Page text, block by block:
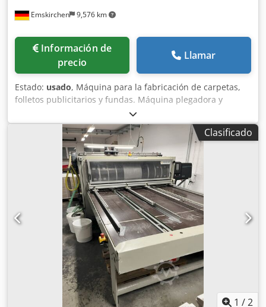
Emskirchen 9,576 km
Información de
precio
Llamar
Estado: usado, Máquina para la fabricación de carpetas,
folletos publicitarios y fundas. Máquina plegadora y
encoladora de carpetas / Folder Gluer FIDIA DORA 76 Año
de fabricación: 2000 Alimentador de pilas planas Formato
mín. 150 x 240 mm - máx. 760 x 1000 mm Dispositivo de
fundición de adhesivo termofusible / Hot-melt adhesive
melter ROBATECH Concept 8 Inspección por vídeo en línea
a través de WhatsApp, MS Zoom o Telegram. En stock en
Emskirchen/Nuremberg. Disponible de inmediato. Se
puede probar. Csdpfjzqtp Djx Ab Ujrf
Clasificado
1 /2